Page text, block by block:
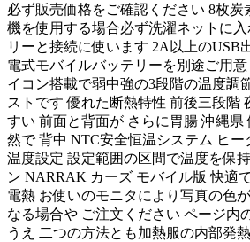
必ず販売価格をご確認ください 8枚炭
機を使用する場合必ず洗濯ネットに
リーと接続に使います 2A以上のUSB
電式モバイルバッテリーを別途ご用
イコン搭載で弱中強の3段階の温度調
ストです 優れた断熱特性 前後三段階
すい 前面と背面が さらに胃腸 沖縄県
然で 背中 NTC安全恒温システム ヒー
温度設定 設定範囲の区間で温度を保
ン NARRAK カーズ モバイル版 快適
電熱 お使いのモニタにより写真の色
なる場合や ご注文ください ページ内
うえ 二つの方法とも加熱服の内部発